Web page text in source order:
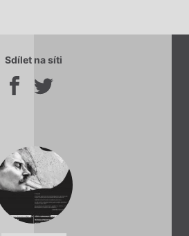
Sdílet na síti